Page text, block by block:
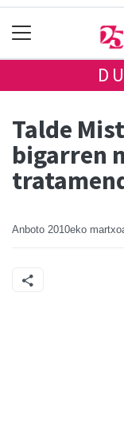
Talde
bigarren
Anboto 2010eko